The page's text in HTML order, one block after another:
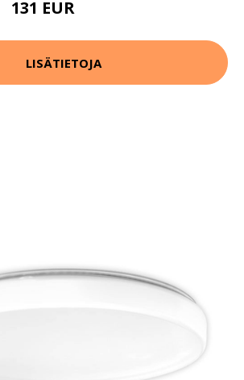
131 EUR
LISÄTIETOJA